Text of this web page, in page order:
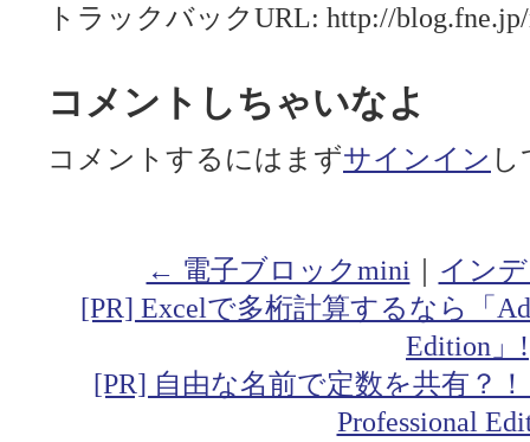
トラックバックURL: http://
コメントしちゃいなよ
コメントするにはまずサインイン
← 電子ブロックmini
イン
[PR] Excelで多桁計算するなら「
Edition」!
[PR] 自由な名前で定数を共有？
Professional